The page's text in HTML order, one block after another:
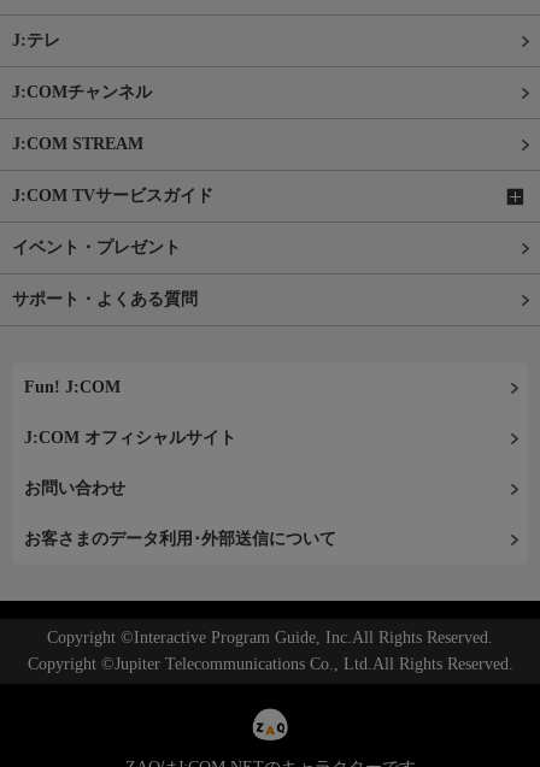
J:テレ
J:COMチャンネル
J:COM STREAM
J:COM TVサービスガイド
イベント・プレゼント
サポート・よくある質問
Fun! J:COM
J:COM オフィシャルサイト
お問い合わせ
お客さまのデータ利用･外部送信について
Copyright ©Interactive Program Guide, Inc.All Rights Reserved.
Copyright ©Jupiter Telecommunications Co., Ltd.All Rights Reserved.